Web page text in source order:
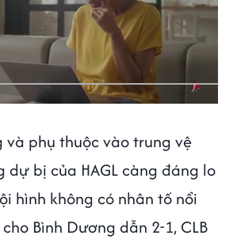
và phụ thuộc vào trung vệ
dự bị của HAGL càng đáng lo
hình không có nhân tố nổi
Bình Dương dẫn 2-1, CLB